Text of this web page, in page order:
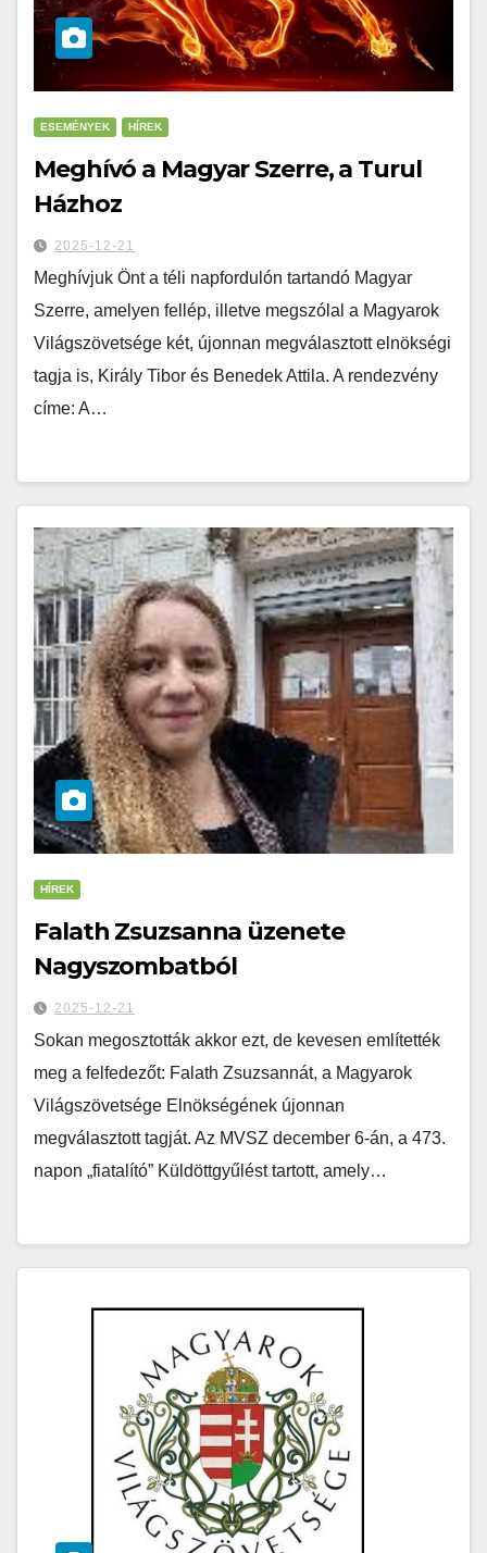
ESEMÉNYEK HÍREK
Meghívó a Magyar Szerre, a Turul
Házhoz
2025-12-21
Meghívjuk Önt a téli napfordulón tartandó Magyar
Szerre, amelyen fellép, illetve megszólal a Magyarok
Világszövetsége két, újonnan megválasztott elnökségi
tagja is, Király Tibor és Benedek Attila. A rendezvény
címe: A…
HÍREK
Falath Zsuzsanna üzenete
Nagyszombatból
2025-12-21
Sokan megosztották akkor ezt, de kevesen említették
meg a felfedezőt: Falath Zsuzsannát, a Magyarok
Világszövetsége Elnökségének újonnan
megválasztott tagját. Az MVSZ december 6-án, a 473.
napon „fiatalító” Küldöttgyűlést tartott, amely…